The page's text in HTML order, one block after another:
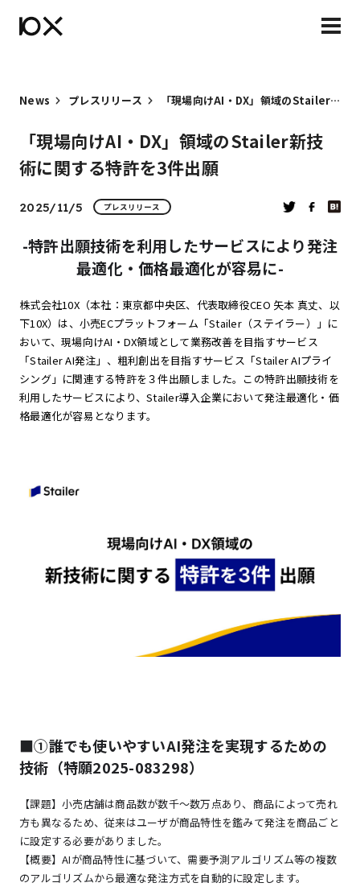
News プレスリリース 「現場向けAI・DX」領域のStailer新技術に関する特許を3件出願
「現場向けAI・DX」領域のStailer新技
術に関する特許を3件出願
2025/11/5 プレスリリース
-特許出願技術を利用したサービスにより発注
最適化・価格最適化が容易に-
株式会社10X（本社：東京都中央区、代表取締役CEO 矢本 真丈、以
下10X）は、小売ECプラットフォーム「Stailer（ステイラー）」に
おいて、現場向けAI・DX領域として業務改善を目指すサービス
「Stailer AI発注」、粗利創出を目指すサービス「Stailer AIプライ
シング」に関連する特許を３件出願しました。この特許出願技術を
利用したサービスにより、Stailer導入企業において発注最適化・価
格最適化が容易となります。
■①誰でも使いやすいAI発注を実現するための
技術（特願2025-083298）
【課題】小売店舗は商品数が数千～数万点あり、商品によって売れ
方も異なるため、従来はユーザが商品特性を鑑みて発注を商品ごと
に設定する必要がありました。
【概要】AIが商品特性に基づいて、需要予測アルゴリズム等の複数
のアルゴリズムから最適な発注方式を自動的に設定します。